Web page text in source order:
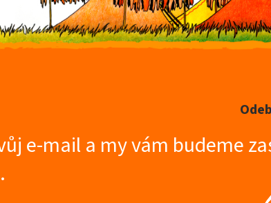
e-mail a my vám budeme